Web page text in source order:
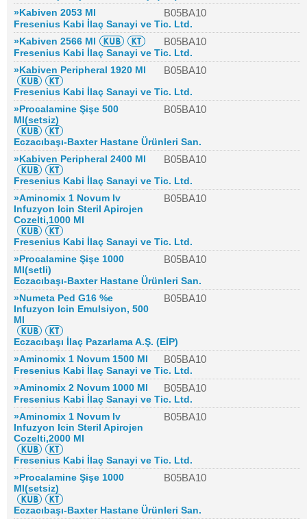
»Kabiven 2053 Ml
B05BA10
Fresenius Kabi İlaç Sanayi ve Tic. Ltd.
»Kabiven 2566 Ml
B05BA10
Fresenius Kabi İlaç Sanayi ve Tic. Ltd.
»Kabiven Peripheral 1920 Ml
B05BA10
Fresenius Kabi İlaç Sanayi ve Tic. Ltd.
»Procalamine Şişe 500
Ml(setsiz)
B05BA10
Eczacıbaşı-Baxter Hastane Ürünleri San.
»Kabiven Peripheral 2400 Ml
B05BA10
Fresenius Kabi İlaç Sanayi ve Tic. Ltd.
»Aminomix 1 Novum Iv
Infuzyon Icin Steril Apirojen
Cozelti,1000 Ml
B05BA10
Fresenius Kabi İlaç Sanayi ve Tic. Ltd.
»Procalamine Şişe 1000
Ml(setli)
B05BA10
Eczacıbaşı-Baxter Hastane Ürünleri San.
»Numeta Ped G16 %e
Infuzyon Icin Emulsiyon, 500
Ml
B05BA10
Eczacıbaşı İlaç Pazarlama A.Ş. (EİP)
»Aminomix 1 Novum 1500 Ml
B05BA10
Fresenius Kabi İlaç Sanayi ve Tic. Ltd.
»Aminomix 2 Novum 1000 Ml
B05BA10
Fresenius Kabi İlaç Sanayi ve Tic. Ltd.
»Aminomix 1 Novum Iv
Infuzyon Icin Steril Apirojen
Cozelti,2000 Ml
B05BA10
Fresenius Kabi İlaç Sanayi ve Tic. Ltd.
»Procalamine Şişe 1000
Ml(setsiz)
B05BA10
Eczacıbaşı-Baxter Hastane Ürünleri San.